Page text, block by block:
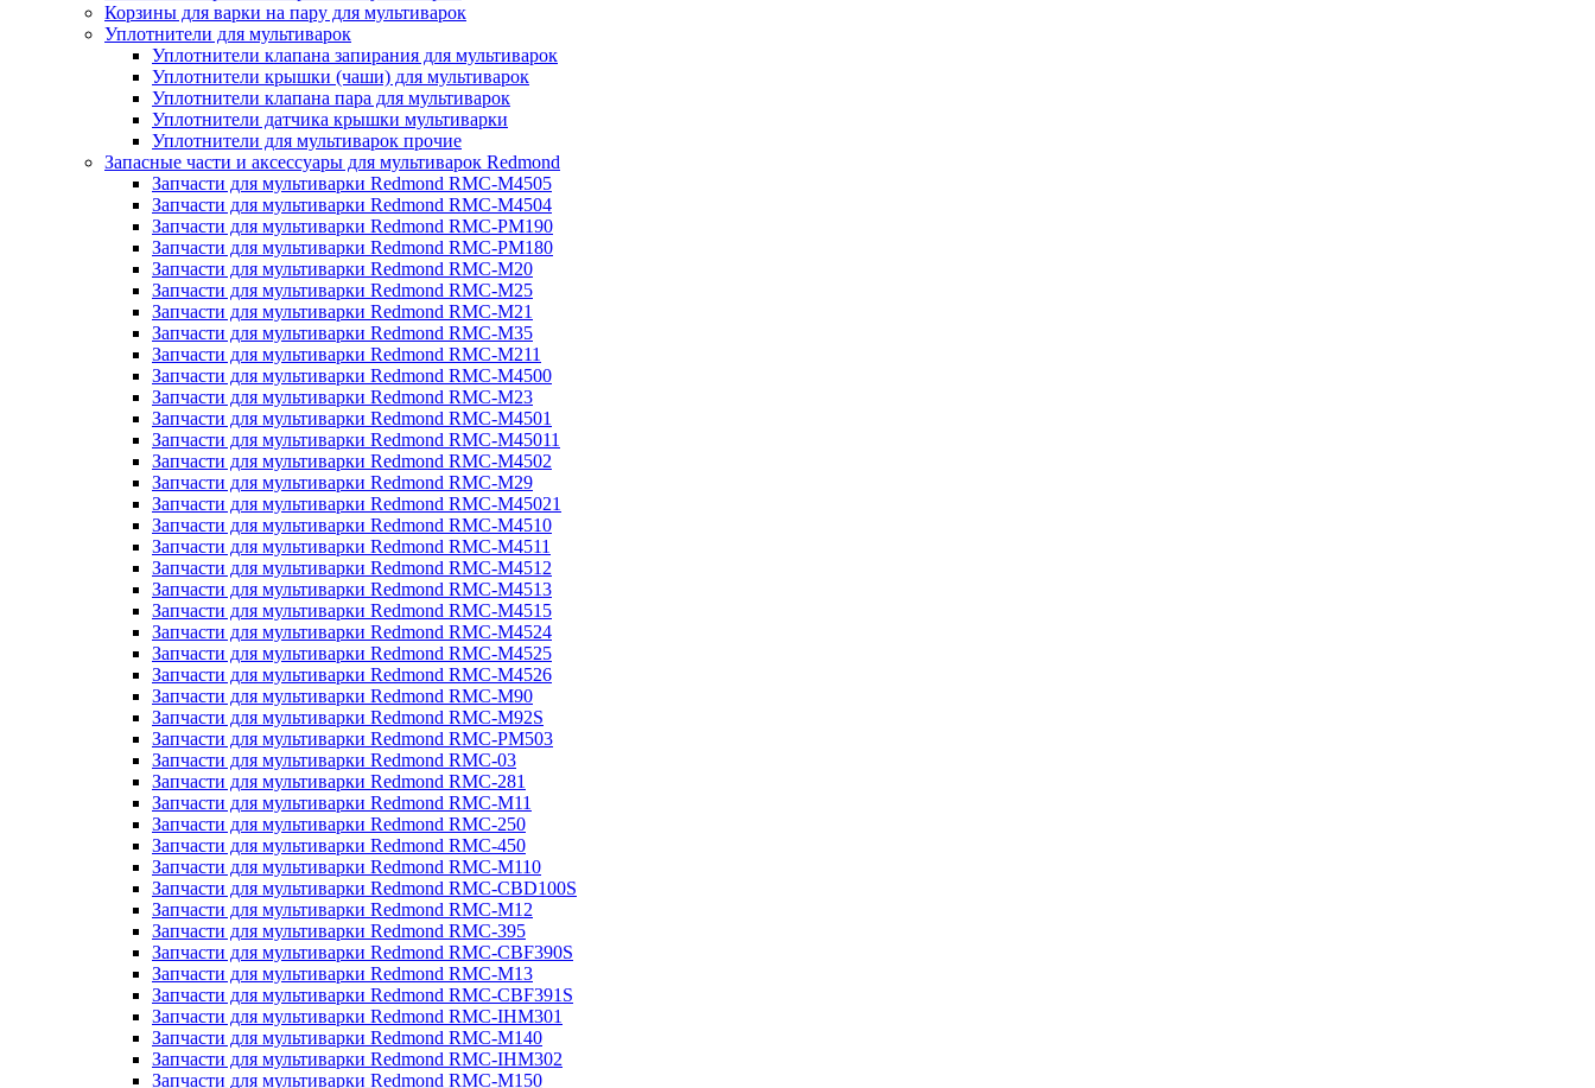
Корзины для варки на пару для мультиварок
Уплотнители для мультиварок
Уплотнители клапана запирания для мультиварок
Уплотнители крышки (чаши) для мультиварок
Уплотнители клапана пара для мультиварок
Уплотнители датчика крышки мультиварки
Уплотнители для мультиварок прочие
Запасные части и аксессуары для мультиварок Redmond
Запчасти для мультиварки Redmond RMC-M4505
Запчасти для мультиварки Redmond RMC-M4504
Запчасти для мультиварки Redmond RMC-PM190
Запчасти для мультиварки Redmond RMC-PM180
Запчасти для мультиварки Redmond RMC-M20
Запчасти для мультиварки Redmond RMC-M25
Запчасти для мультиварки Redmond RMC-M21
Запчасти для мультиварки Redmond RMC-M35
Запчасти для мультиварки Redmond RMC-M211
Запчасти для мультиварки Redmond RMC-M4500
Запчасти для мультиварки Redmond RMC-M23
Запчасти для мультиварки Redmond RMC-M4501
Запчасти для мультиварки Redmond RMC-M45011
Запчасти для мультиварки Redmond RMC-M4502
Запчасти для мультиварки Redmond RMC-M29
Запчасти для мультиварки Redmond RMC-M45021
Запчасти для мультиварки Redmond RMC-M4510
Запчасти для мультиварки Redmond RMC-M4511
Запчасти для мультиварки Redmond RMC-M4512
Запчасти для мультиварки Redmond RMC-M4513
Запчасти для мультиварки Redmond RMC-M4515
Запчасти для мультиварки Redmond RMC-M4524
Запчасти для мультиварки Redmond RMC-M4525
Запчасти для мультиварки Redmond RMC-M4526
Запчасти для мультиварки Redmond RMC-M90
Запчасти для мультиварки Redmond RMC-M92S
Запчасти для мультиварки Redmond RMC-PM503
Запчасти для мультиварки Redmond RMC-03
Запчасти для мультиварки Redmond RMC-281
Запчасти для мультиварки Redmond RMC-M11
Запчасти для мультиварки Redmond RMC-250
Запчасти для мультиварки Redmond RMC-450
Запчасти для мультиварки Redmond RMC-M110
Запчасти для мультиварки Redmond RMC-CBD100S
Запчасти для мультиварки Redmond RMC-M12
Запчасти для мультиварки Redmond RMC-395
Запчасти для мультиварки Redmond RMC-CBF390S
Запчасти для мультиварки Redmond RMC-M13
Запчасти для мультиварки Redmond RMC-CBF391S
Запчасти для мультиварки Redmond RMC-IHM301
Запчасти для мультиварки Redmond RMC-M140
Запчасти для мультиварки Redmond RMC-IHM302
Запчасти для мультиварки Redmond RMC-M150